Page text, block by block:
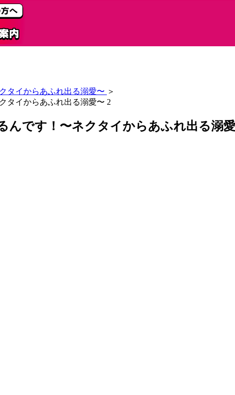
タイからあふれ出る溺愛〜 ＞
タイからあふれ出る溺愛〜 2
んです！〜ネクタイからあふれ出る溺